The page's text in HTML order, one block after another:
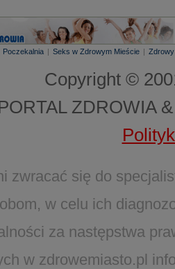
Poczekalnia | Seks w Zdrowym Mieście |
Copyright ©
ZDROWIA
zwracać się do
w celu ich
za następstwa
w zdrowemiasto.pl